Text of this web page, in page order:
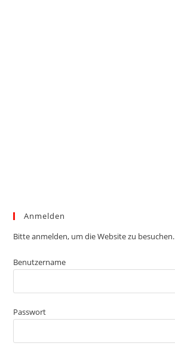
Anmelden
Bitte anmelden, um die Website zu besuchen.
Benutzername
Passwort